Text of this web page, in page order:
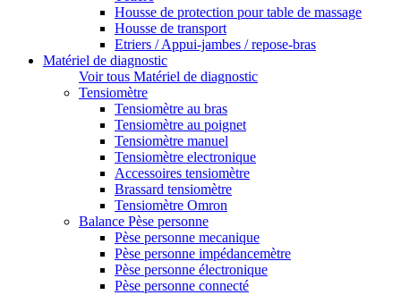
Housse de protection pour table de massage
Housse de transport
Etriers / Appui-jambes / repose-bras
Matériel de diagnostic
Voir tous Matériel de diagnostic
Tensiomètre
Tensiomètre au bras
Tensiomètre au poignet
Tensiomètre manuel
Tensiomètre electronique
Accessoires tensiomètre
Brassard tensiomètre
Tensiomètre Omron
Balance Pèse personne
Pèse personne mecanique
Pèse personne impédancemètre
Pèse personne électronique
Pèse personne connecté